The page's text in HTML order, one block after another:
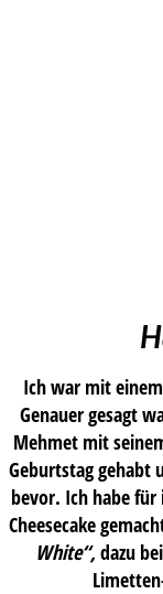
Ich war mit
Genauer gesagt
Mehmet mit
Geburtstag gehabt
bevor. Ich habe
Cheesecake
White“,dazu